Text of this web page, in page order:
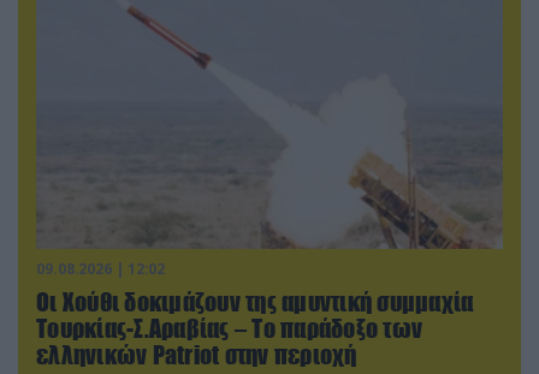
09.08.2026 | 12:02
Οι Χούθι δοκιμάζουν της αμυντική συμμαχία
Τουρκίας-Σ.Αραβίας – Το παράδοξο των
ελληνικών Patriot στην περιοχή